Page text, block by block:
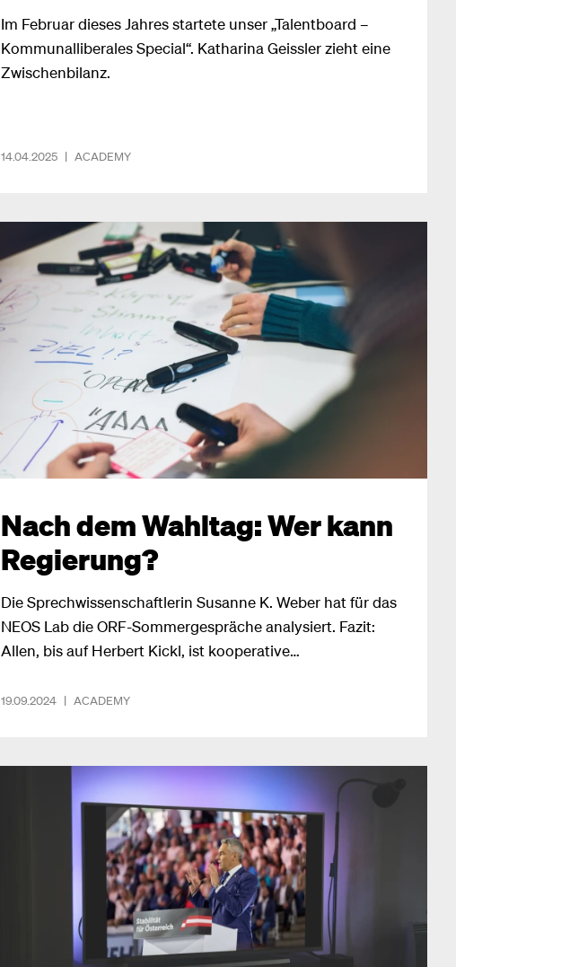
Im Februar dieses Jahres startete unser „Talentboard –
Kommunalliberales Special“. Katharina Geissler zieht eine
Zwischenbilanz.
14.04.2025 | ACADEMY
Nach dem Wahltag: Wer kann
Regierung?
Die Sprechwissenschaftlerin Susanne K. Weber hat für das
NEOS Lab die ORF-Sommergespräche analysiert. Fazit:
Allen, bis auf Herbert Kickl, ist kooperative
19.09.2024 | ACADEMY